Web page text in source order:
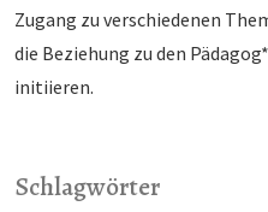
Schlagwörter
Zugang zu verschiedenen
die Beziehung zu den
initiieren.